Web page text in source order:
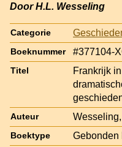
Door H.L. Wesseling
Categorie
Boeknummer #377104-
Titel
Frankrijk
Auteur
Boektype Gebonden